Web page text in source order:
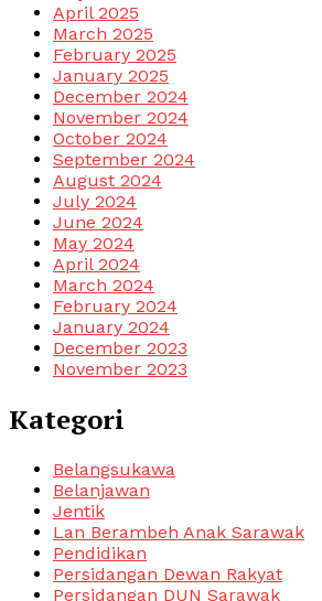
April 2025
March 2025
February 2025
January 2025
December 2024
November 2024
October 2024
September 2024
August 2024
July 2024
June 2024
May 2024
April 2024
March 2024
February 2024
January 2024
December 2023
November 2023
Kategori
Belangsukawa
Belanjawan
Jentik
Lan Berambeh Anak Sarawak
Pendidikan
Persidangan Dewan Rakyat
Persidangan DUN Sarawak